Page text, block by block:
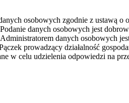
osobowych zgodnie z ustawą
danych osobowych jest
danych osobowych
prowadzący działalność
w celu udzielenia odpowiedzi na